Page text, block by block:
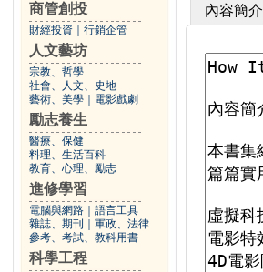
商管創投
財經投資 行銷企管
人文藝坊
宗教、哲學
社會、人文、史地
藝術、美學
電影戲劇
勵志養生
醫療、保健
料理、生活百科
教育、心理、勵志
進修學習
電腦與網路
語言工具
雜誌、期刊
軍政、法律
參考、考試、教科用書
科學工程
內容簡介